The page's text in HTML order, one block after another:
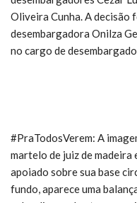
Oliveira Cunha. A decisão
desembargadora Onilza
no cargo de
#PraTodosVerem: A
martelo de juiz de madeira
apoiado sobre sua base
fundo, aparece uma